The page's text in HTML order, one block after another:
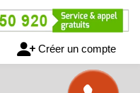
Créer un compte